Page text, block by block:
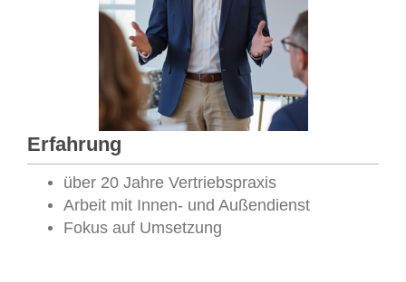
Erfahrung
über 20 Jahre Vertriebspraxis
Arbeit mit Innen- und Außendienst
Fokus auf Umsetzung